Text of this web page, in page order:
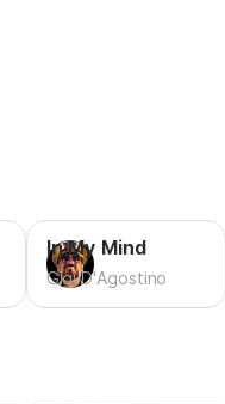
In My Mind
Gigi D'Agostino